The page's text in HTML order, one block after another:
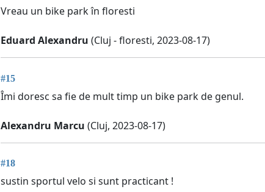
Vreau un bike park în floresti
Eduard Alexandru (Cluj - floresti, 2023-08-17)
#15
Îmi doresc sa fie de mult timp un bike park de genul.
Alexandru Marcu (Cluj, 2023-08-17)
#18
sustin sportul velo si sunt practicant !